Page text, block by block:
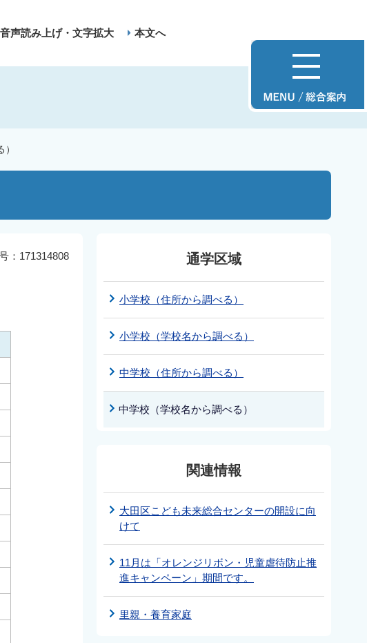
音声読み上げ・文字拡大 本文へ
：171314808 通学区域
小学校（住所から調べる）
小学校（学校名から調べる）
中学校（住所から調べる）
中学校（学校名から調べる）
関連情報
大田区こども未来総合センターの開設に向
けて
11月は「オレンジリボン・児童虐待防止推
進キャンペーン」期間です。
里親・養育家庭